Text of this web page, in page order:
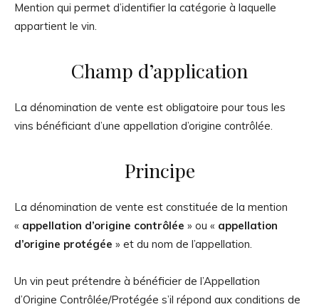
Mention qui permet d’identifier la catégorie à laquelle
appartient le vin.
Champ d’application
La dénomination de vente est obligatoire pour tous les
vins bénéficiant d’une appellation d’origine contrôlée.
Principe
La dénomination de vente est constituée de la mention
« appellation d’origine contrôlée » ou « appellation
d’origine protégée » et du nom de l’appellation.
Un vin peut prétendre à bénéficier de l’Appellation
d’Origine Contrôlée/Protégée s’il répond aux conditions de